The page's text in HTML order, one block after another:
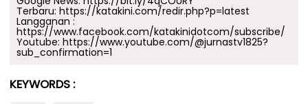
Terbaru: https://katakini.com/redir.php?p=latest
Langganan :
https://www.facebook.com/katakinidotcom/subscribe/
Youtube: https://www.youtube.com/@jurnastv1825?
sub_confirmation=1
KEYWORDS :